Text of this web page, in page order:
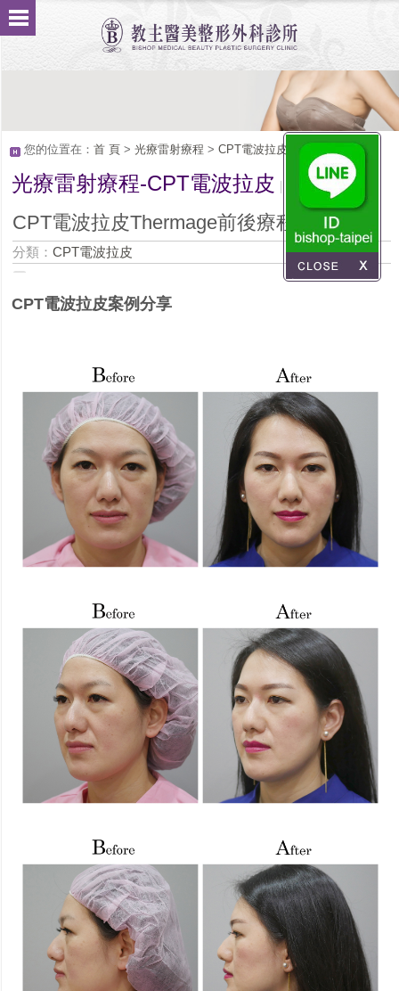
您的位置在： 首 頁> 光療雷射療程 > CPT電波拉皮
光療雷射療程-CPT電波拉皮 Service
CPT電波拉皮Thermage前後療程比對
分類： CPT電波拉皮
CPT電波拉皮案例分享